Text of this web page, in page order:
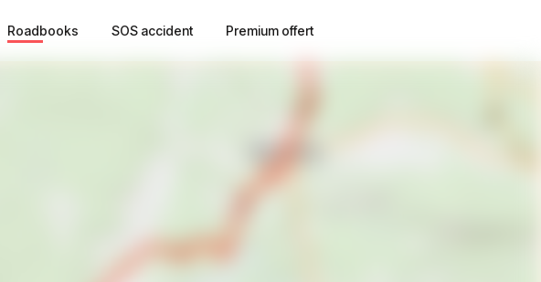
Roadbooks SOS accident Premium offert